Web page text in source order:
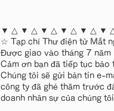
▼ △ ▼ △ ▼ △ ▼ △ ▼ △ ▼
☆ Tạp chí Thư điện tử Mắt
Được giao vào tháng 7
Cảm ơn bạn đã tiếp tục bảo
Chúng tôi sẽ gửi bản tin e-
công ty đã ghé thăm trước
doanh nhân sự của chúng